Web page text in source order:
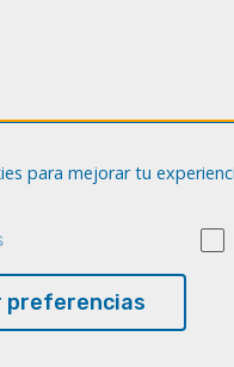
para mejorar tu
preferencias